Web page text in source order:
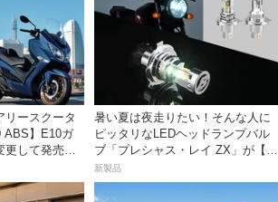
リースクータ
ABS】E10ガ
更して発売。
100円！
暑い夏は夜走りたい！そんな人に
ピッタリなLEDヘッドランプバル
ブ「プレシャス・レイ ZX」が【デ
イトナ】から登場
新製品